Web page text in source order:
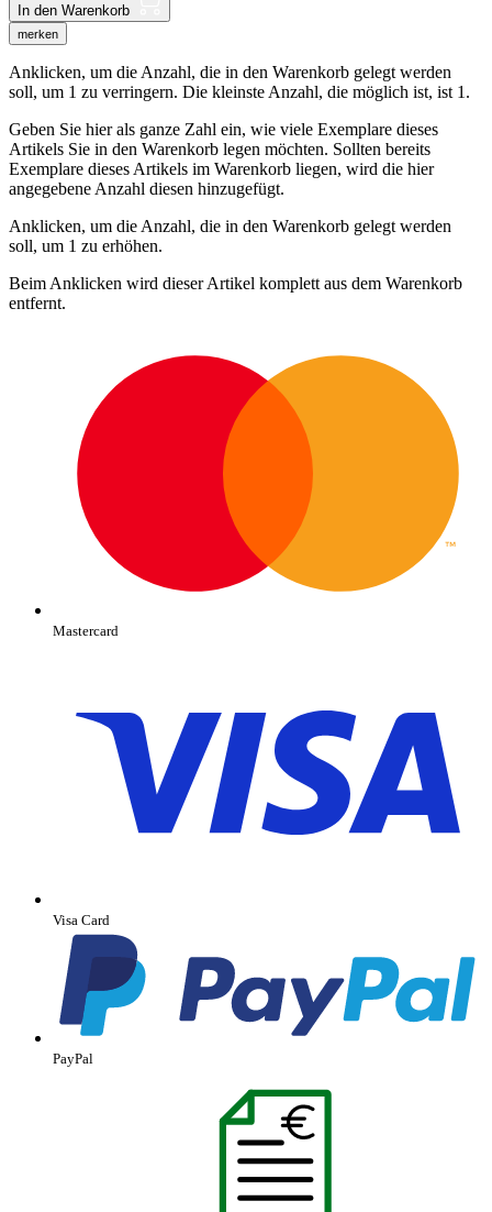
In den Warenkorb
merken
Anklicken, um die Anzahl, die in den Warenkorb gelegt werden
soll, um 1 zu verringern. Die kleinste Anzahl, die möglich ist, ist 1.
Geben Sie hier als ganze Zahl ein, wie viele Exemplare dieses
Artikels Sie in den Warenkorb legen möchten. Sollten bereits
Exemplare dieses Artikels im Warenkorb liegen, wird die hier
angegebene Anzahl diesen hinzugefügt.
Anklicken, um die Anzahl, die in den Warenkorb gelegt werden
soll, um 1 zu erhöhen.
Beim Anklicken wird dieser Artikel komplett aus dem Warenkorb
entfernt.
Mastercard
Visa Card
PayPal